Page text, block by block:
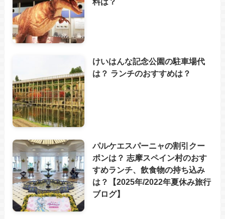
けいはんな記念公園の駐車場代
は？ ランチのおすすめは？
パルケエスパーニャの割引クー
ポンは？ 志摩スペイン村のおす
すめランチ、飲食物の持ち込み
は？【2025年/2022年夏休み旅行
ブログ】